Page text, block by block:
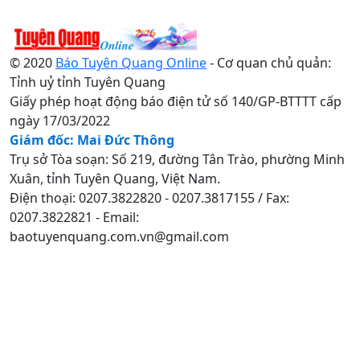
© 2020 Báo Tuyên Quang Online- Cơ quan chủ quản:
Tỉnh uỷ tỉnh Tuyên Quang
Giấy phép hoạt động báo điện tử số 140/GP-BTTTT cấp
ngày 17/03/2022
Giám đốc: Mai Đức Thông
Trụ sở Tòa soạn: Số 219, đường Tân Trào, phường Minh
Xuân, tỉnh Tuyên Quang, Việt Nam.
Điện thoại: 0207.3822820 - 0207.3817155 / Fax:
0207.3822821 - Email:
baotuyenquang.com.vn@gmail.com